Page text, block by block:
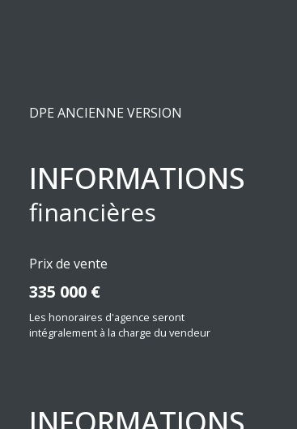
DPE ANCIENNE VERSION
INFORMATIONS
financières
Prix de vente
335 000 €
Les honoraires d'agence seront
intégralement à la charge du vendeur